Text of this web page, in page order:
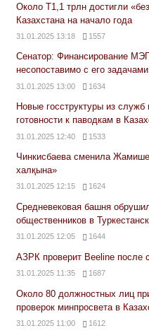
Около Т1,1 трлн достигли
Казахстана на начало года
31.01.2025 13:18 1557
Сенатор: Финансирование
несопоставимо с его задачами
31.01.2025 13:00 1634
Новые госструктуры из
готовности к паводкам в
31.01.2025 12:40 1533
Чинкисбаева сменила
халқына»
31.01.2025 12:15 1624
Средневековая башня
общественников в
31.01.2025 12:05 1644
АЗРК проверит Beeline после
31.01.2025 11:35 1687
Около 80 должностных лиц
проверок минпросвета в
31.01.2025 11:00 1612